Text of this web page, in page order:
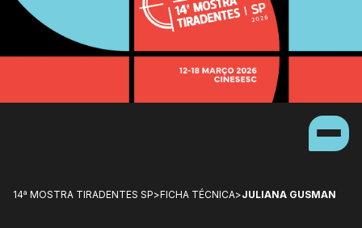
14ª MOSTRA TIRADENTES SP>FICHA TÉCNICA>JULIANA GUSMAN